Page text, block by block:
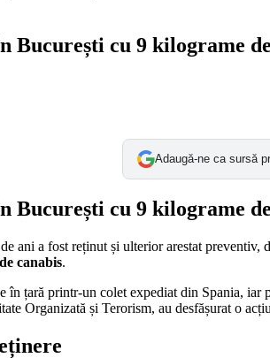
București cu 9 kilograme
Adaugă-ne ca sursă
București cu 9 kilograme
ani a fost reținut și ulterior arestat
canabis.
în țară printr-un colet expediat din Spania,
Organizată și Terorism, au desfășurat o